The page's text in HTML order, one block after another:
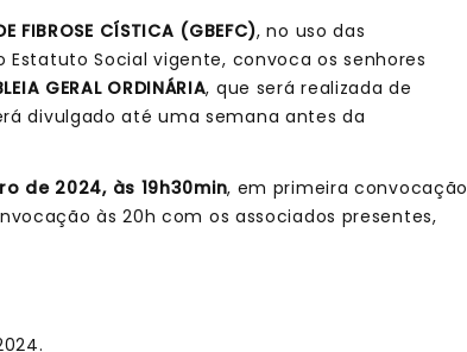
FIBROSE CÍSTICA (GBEFC), no uso das
Social vigente, convoca os senhores
GERAL ORDINÁRIA, que será realizada de
divulgado até uma semana antes da
de 2024, às 19h30min, em primeira convocação
às 20h com os associados presentes,